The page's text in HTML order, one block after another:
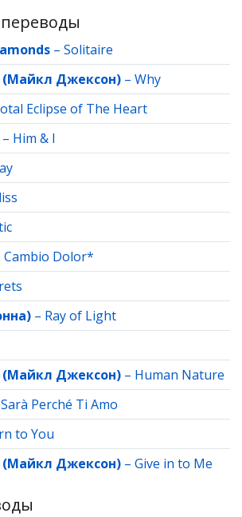
– Solitaire
(Майкл Джексон) – Why
Eclipse of The Heart
– Him & I
Cambio Dolor*
– Ray of Light
(Майкл Джексон) – Human Nature
Sarà Perché Ti Amo
to You
(Майкл Джексон) – Give in to Me